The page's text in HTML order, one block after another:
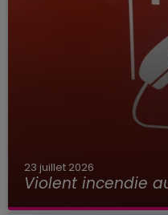
23 juillet 2026
Violent incendie